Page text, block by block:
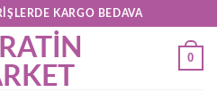
KARGO BEDAVA
0